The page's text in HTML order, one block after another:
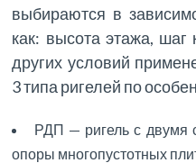
выбираются в
как: высота этажа,
других условий
3 типа ригелей по
РДП — ригель с двумя
опоры многопустотных